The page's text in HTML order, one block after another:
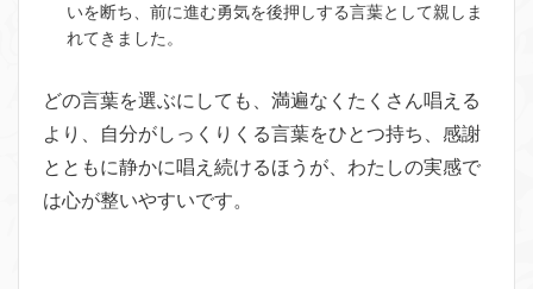
いを断ち、前に進む勇気を後押しする言葉として親しま
れてきました。
どの言葉を選ぶにしても、満遍なくたくさん唱える
より、自分がしっくりくる言葉をひとつ持ち、感謝
とともに静かに唱え続けるほうが、わたしの実感で
は心が整いやすいです。